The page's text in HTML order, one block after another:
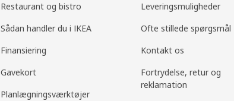
Restaurant og bistro
Sådan handler du i IKEA
Finansiering
Gavekort
Planlægningsværktøjer
Leveringsmuligheder
Ofte stillede spørgsmål
Kontakt os
Fortrydelse, retur og
reklamation